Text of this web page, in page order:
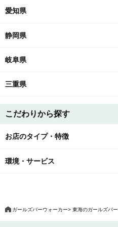
愛知県
静岡県
岐阜県
三重県
こだわりから探す
お店のタイプ・特徴
環境・サービス
ガールズバーウォーカー 東海のガールズバー